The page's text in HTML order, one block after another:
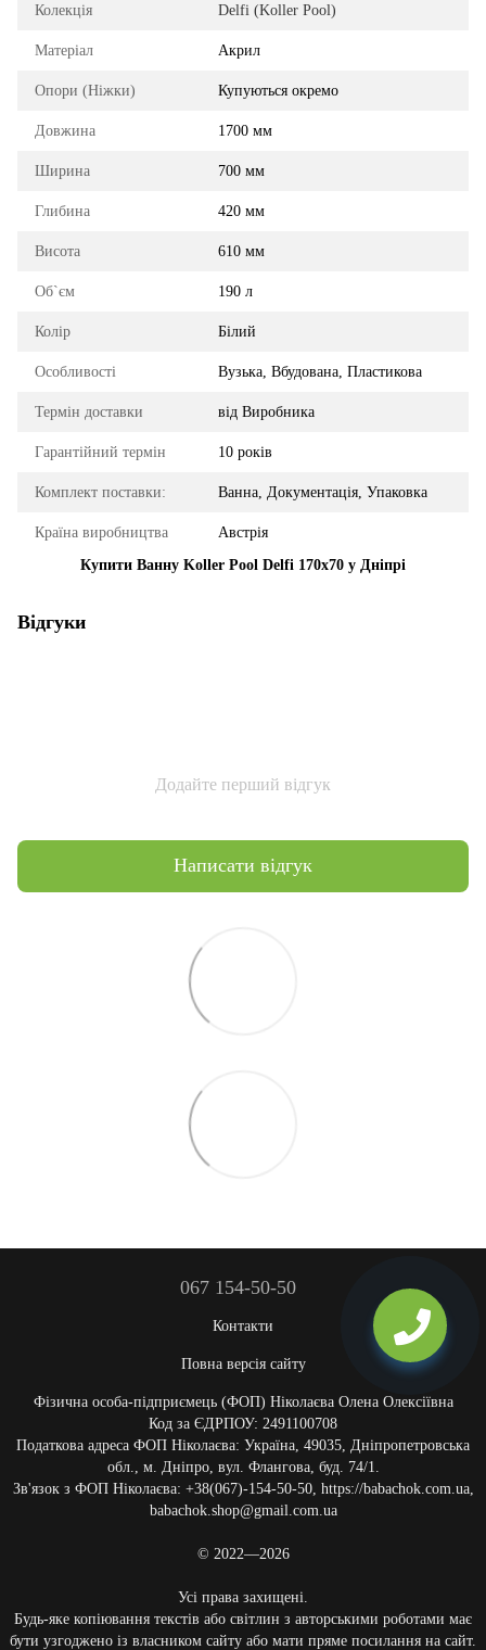
Колекція Delfi (Koller Pool)
Матеріал Акрил
Опори (Ніжки) Купуються окремо
Довжина 1700 мм
Ширина 700 мм
Глибина 420 мм
Висота 610 мм
Об`єм 190 л
Колір Білий
Особливості Вузька, Вбудована, Пластикова
Термін доставки від Виробника
Гарантійний термін 10 років
Комплект поставки: Ванна, Документація, Упаковка
Країна виробництва
Австрія
Купити Ванну Koller Pool Delfi 170x70 у Дніпрі
Відгуки
Додайте перший відгук
Написати відгук
067 154-50-50
Контакти
Повна версія сайту
Фізична особа-підприємець (ФОП) Ніколаєва Олена Олексіївна
Код за ЄДРПОУ: 2491100708
Податкова адреса ФОП Ніколаєва: Україна, 49035, Дніпропетровська
обл., м. Дніпро, вул. Флангова, буд. 74/1.
Зв'язок з ФОП Ніколаєва: +38(067)-154-50-50, https://babachok.com.ua,
babachok.shop@gmail.com.ua
© 2022—2026
Усі права захищені.
Будь-яке копіювання текстів або світлин з авторськими роботами має
бути узгоджено із власником сайту або мати пряме посилання на сайт.